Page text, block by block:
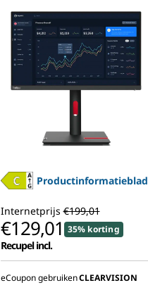
Productinformatieblad
Internetprijs €199,01
€129,01 35% korting
Recupel incl.
eCoupon gebruikenCLEARVISION